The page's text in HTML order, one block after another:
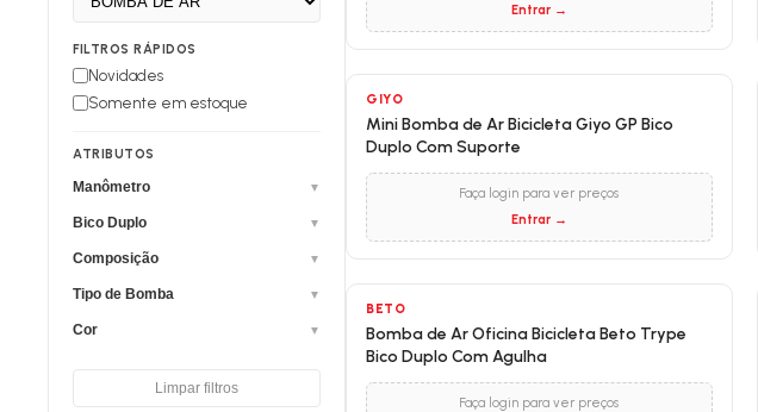
FILTROS RÁPIDOS
Novidades
Somente em estoque
ATRIBUTOS
Manômetro ▼
Bico Duplo ▼
Composição ▼
Tipo de Bomba ▼
Cor ▼
Limpar filtros
Entrar →
GIYO
Mini Bomba de Ar Bicicleta Giyo GP Bico
Duplo Com Suporte
Faça login para ver preços
Entrar →
BETO
Bomba de Ar Oficina Bicicleta Beto Trype
Bico Duplo Com Agulha
Faça login para ver preços